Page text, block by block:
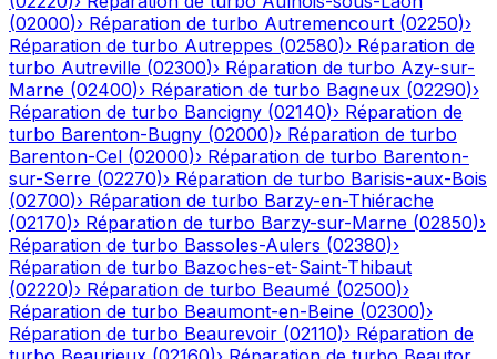
(02000)› Réparation de turbo Autremencourt (02250)›
Réparation de turbo Autreppes (02580)› Réparation de
turbo Autreville (02300)› Réparation de turbo Azy-sur-
Marne (02400)› Réparation de turbo Bagneux (02290)›
Réparation de turbo Bancigny (02140)› Réparation de
turbo Barenton-Bugny (02000)› Réparation de turbo
Barenton-Cel (02000)› Réparation de turbo Barenton-
sur-Serre (02270)› Réparation de turbo Barisis-aux-Bois
(02700)› Réparation de turbo Barzy-en-Thiérache
(02170)› Réparation de turbo Barzy-sur-Marne (02850)›
Réparation de turbo Bassoles-Aulers (02380)›
Réparation de turbo Bazoches-et-Saint-Thibaut
(02220)› Réparation de turbo Beaumé (02500)›
Réparation de turbo Beaumont-en-Beine (02300)›
Réparation de turbo Beaurevoir (02110)› Réparation de